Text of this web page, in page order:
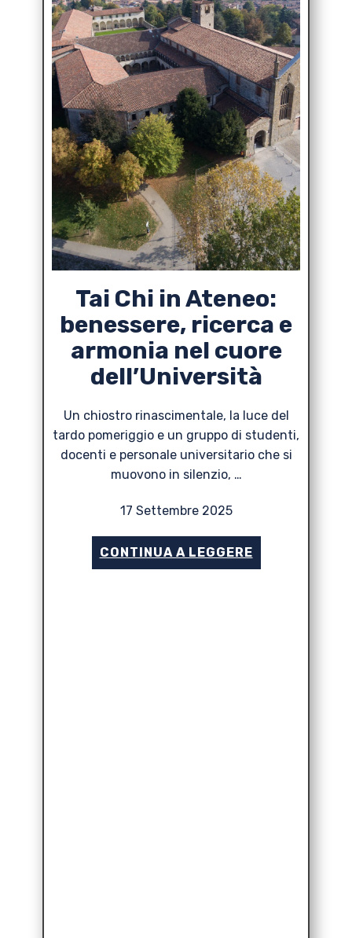
Tai Chi in Ateneo:
benessere, ricerca e
armonia nel cuore
dell’Università
Un chiostro rinascimentale, la luce del
tardo pomeriggio e un gruppo di studenti,
docenti e personale universitario che si
muovono in silenzio, …
17 Settembre 2025
CONTINUA A LEGGERE